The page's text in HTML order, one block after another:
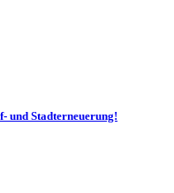
und Stadterneuerung!